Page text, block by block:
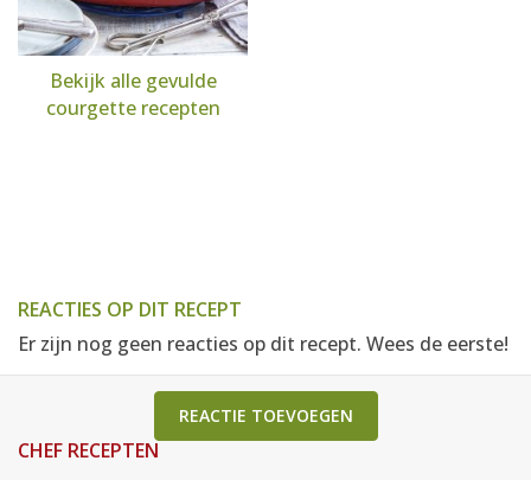
Bekijk alle gevulde
courgette recepten
REACTIES OP DIT RECEPT
Er zijn nog geen reacties op dit recept. Wees de eerste!
REACTIE TOEVOEGEN
CHEF RECEPTEN